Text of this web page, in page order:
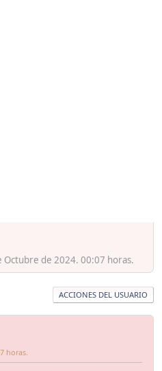
de 2024. 00:07 horas.
ACCIONES DEL USUARIO
horas.